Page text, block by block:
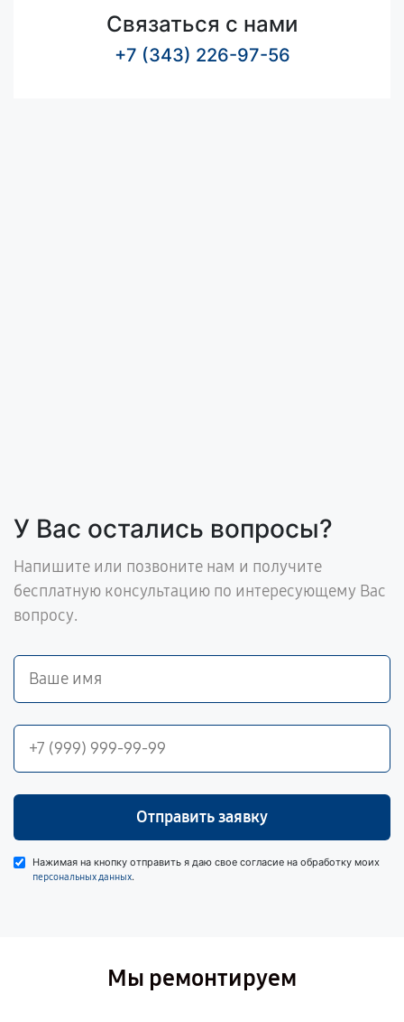
Связаться с нами
+7 (343) 226-97-56
У Вас остались вопросы?
Напишите или позвоните нам и получите
бесплатную консультацию по интересующему Вас
вопросу.
Отправить заявку
Нажимая на кнопку отправить я даю свое согласие на обработку моих
персональных данных.
Мы ремонтируем